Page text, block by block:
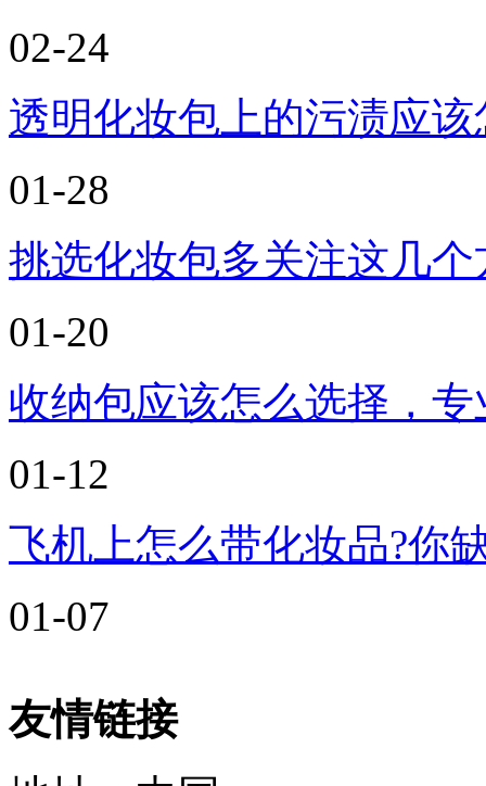
02-24
透明化妆包上的污渍应
01-28
挑选化妆包多关注这几
01-20
收纳包应该怎么选择，
01-12
飞机上怎么带化妆品?你
01-07
友情链接